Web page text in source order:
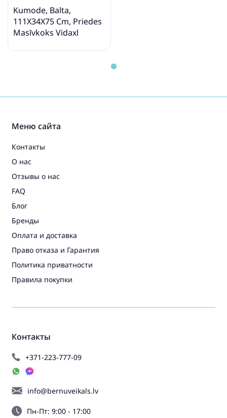
Kumode, Balta,
111X34X75 Cm, Priedes
Masīvkoks Vidaxl
Контакты
+371-223-777-09
info@bernuveikals.lv
Пн-Пт: 9:00 - 17:00
Меню сайта
Контакты
О нас
Отзывы о нас
FAQ
Блог
Бренды
Оплата и доставка
Право отказа и Гарантия
Политика приватности
Правила покупки